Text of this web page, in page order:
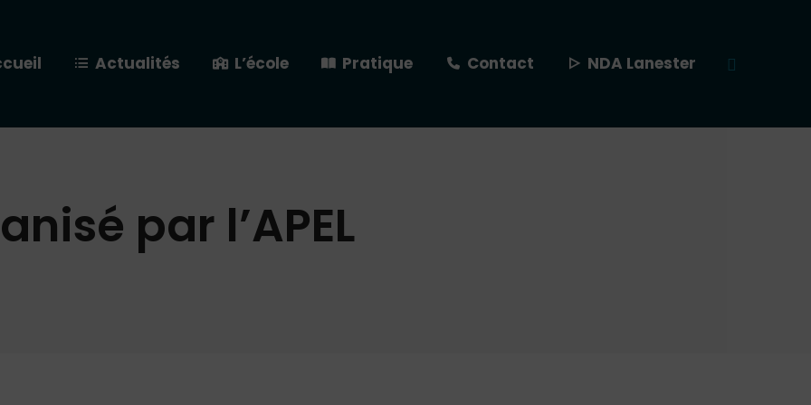
Actualités L’école Pratique Contact NDA Lanester
Recherche
par l’APEL